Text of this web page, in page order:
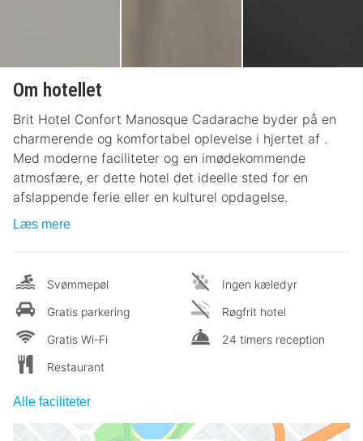
Om hotellet
Brit Hotel Confort Manosque Cadarache byder på en
charmerende og komfortabel oplevelse i hjertet af .
Med moderne faciliteter og en imødekommende
atmosfære, er dette hotel det ideelle sted for en
afslappende ferie eller en kulturel opdagelse.
Læs mere
Svømmepøl
Gratis parkering
Gratis Wi-Fi
Restaurant
Ingen kæledyr
Røgfrit hotel
24 timers reception
Alle faciliteter